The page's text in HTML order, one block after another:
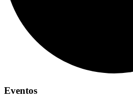
Eventos